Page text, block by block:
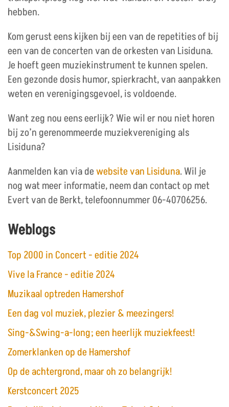
hebben.
Kom gerust eens kijken bij een van de repetities of bij
een van de concerten van de orkesten van Lisiduna.
Je hoeft geen muziekinstrument te kunnen spelen.
Een gezonde dosis humor, spierkracht, van aanpakken
weten en verenigingsgevoel, is voldoende.
Want zeg nou eens eerlijk? Wie wil er nou niet horen
bij zo’n gerenommeerde muziekvereniging als
Lisiduna?
Aanmelden kan via dewebsite van Lisiduna. Wil je
nog wat meer informatie, neem dan contact op met
Evert van de Berkt, telefoonnummer 06-40706256.
Weblogs
Top 2000 in Concert - editie 2024
Vive la France - editie 2024
Muzikaal optreden Hamershof
Een dag vol muziek, plezier & meezingers!
Sing-&Swing-a-long; een heerlijk muziekfeest!
Zomerklanken op de Hamershof
Op de achtergrond, maar oh zo belangrijk!
Kerstconcert 2025